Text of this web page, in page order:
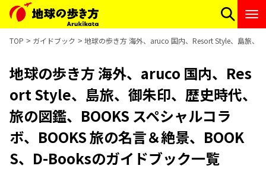
TOP ガイドブック 地球の歩き方 海外、aruco 国内、Resort Style、島旅、
地球の歩き方 海外、aruco 国内、Res
ort Style、島旅、御朱印、歴史時代、
旅の図鑑、BOOKS スペシャルコラ
ボ、BOOKS 旅の名言＆絶景、BOOK
S、D-Booksのガイドブック一覧